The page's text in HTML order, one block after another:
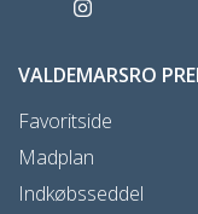
VALDEMARSRO
Favoritside
Madplan
Indkøbsseddel